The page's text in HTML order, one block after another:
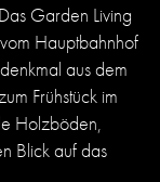
Garden Living
Hauptbahnhof
aus dem
Frühstück im
Holzböden,
Blick auf das